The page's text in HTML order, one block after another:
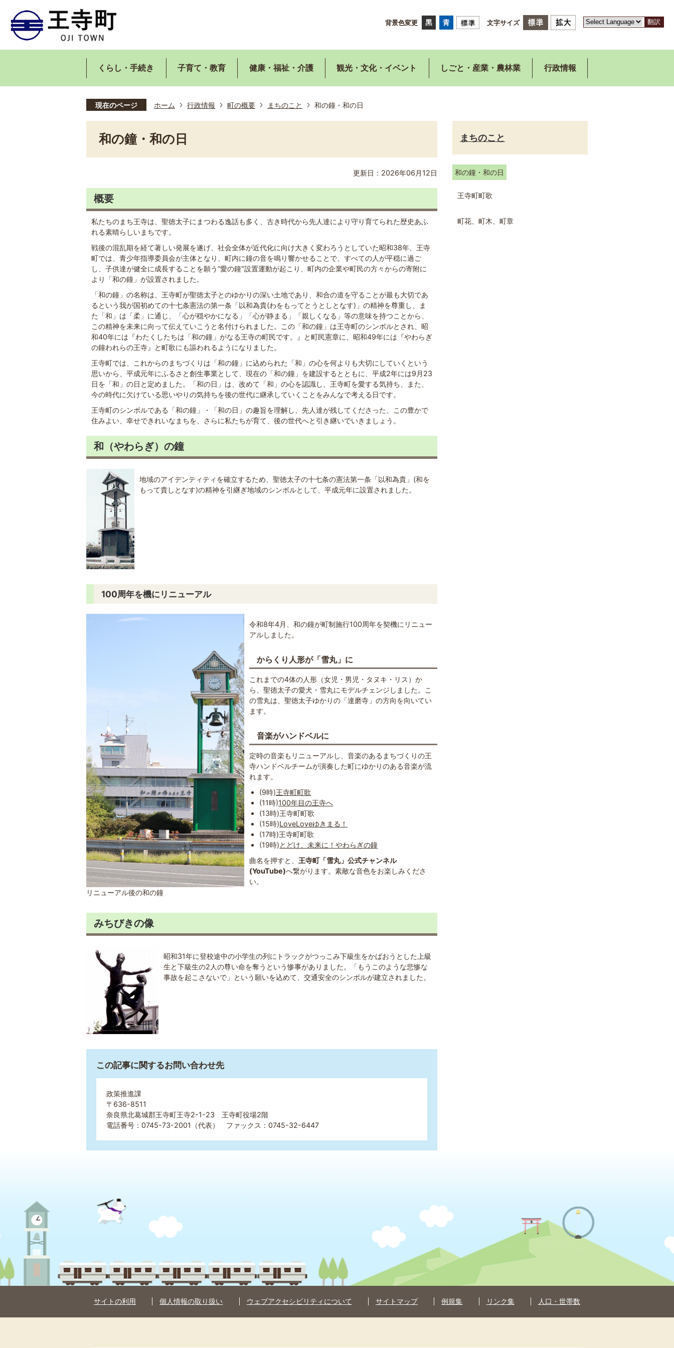
背景色変更 文字サイズ 翻訳
くらし・手続き 子育て・教育 健康・福祉・介護 観光・文化・イベント しごと・産業・農林業 行政情報
現在のページ ホーム 行政情報 町の概要 まちのこと 和の鐘・和の日
和の鐘・和の日
更新日：2026年06月12日
概要
私たちのまち王寺は、聖徳太子にまつわる逸話も多く、古き時代から先人達により守り育てられた歴史あふ
れる素晴らしいまちです。
戦後の混乱期を経て著しい発展を遂げ、社会全体が近代化に向け大きく変わろうとしていた昭和38年、王寺
町では、青少年指導委員会が主体となり、町内に鐘の音を鳴り響かせることで、すべての人が平穏に過ご
し、子供達が健全に成長することを願う“愛の鐘"設置運動が起こり、町内の企業や町民の方々からの寄附に
より「和の鐘」が設置されました。
「和の鐘」の名称は、王寺町が聖徳太子とのゆかりの深い土地であり、和合の道を守ることが最も大切であ
るという我が国初めての十七条憲法の第一条「以和為貴(わをもってとうとしとなす)」の精神を尊重し、ま
た「和」は「柔」に通じ、「心が穏やかになる」「心が静まる」「親しくなる」等の意味を持つことから、
この精神を未来に向って伝えていこうと名付けられました。この「和の鐘」は王寺町のシンボルとされ、昭
和40年には『わたくしたちは「和の鐘」がなる王寺の町民です。』と町民憲章に、昭和49年には『やわらぎ
の鐘われらの王寺』と町歌にも謳われるようになりました。
王寺町では、これからのまちづくりは「和の鐘」に込められた「和」の心を何よりも大切にしていくという
思いから、平成元年にふるさと創生事業として、現在の「和の鐘」を建設するとともに、平成2年には9月23
日を「和」の日と定めました。「和の日」は、改めて「和」の心を認識し、王寺町を愛する気持ち、また、
今の時代に欠けている思いやりの気持ちを後の世代に継承していくことをみんなで考える日です。
王寺町のシンボルである「和の鐘」・「和の日」の趣旨を理解し、先人達が残してくださった、この豊かで
住みよい、幸せできれいなまちを、さらに私たちが育て、後の世代へと引き継いでいきましょう。
和（やわらぎ）の鐘
地域のアイデンティティを確立するため、聖徳太子の十七条の憲法第一条「以和為貴」(和を
もって貴しとなす)の精神を引継ぎ地域のシンボルとして、平成元年に設置されました。
100周年を機にリニューアル
リニューアル後の和の鐘
令和8年4月、和の鐘が町制施行100周年を契機にリニュー
アルしました。
からくり人形が「雪丸」に
これまでの4体の人形（女児・男児・タヌキ・リス）か
ら、聖徳太子の愛犬・雪丸にモデルチェンジしました。こ
の雪丸は、聖徳太子ゆかりの「達磨寺」の方向を向いてい
ます。
音楽がハンドベルに
定時の音楽もリニューアルし、音楽のあるまちづくりの王
寺ハンドベルチームが演奏した町にゆかりのある音楽が流
れます。
(9時)王寺町町歌
(11時)100年目の王寺へ
(13時)王寺町町歌
(15時)LoveLoveゆきまる！
(17時)王寺町町歌
(19時)とどけ、未来に！やわらぎの鐘
曲名を押すと、 王寺町「雪丸」公式チャンネル
(YouTube)へ繋がります。素敵な音色をお楽しみくださ
い。
みちびきの像
昭和31年に登校途中の小学生の列にトラックがつっこみ下級生をかばおうとした上級
生と下級生の2人の尊い命を奪うという惨事がありました。「もうこのような悲惨な
事故を起こさないで」という願いを込めて、交通安全のシンボルが建立されました。
この記事に関するお問い合わせ先
政策推進課
〒636-8511
奈良県北葛城郡王寺町王寺2-1-23 王寺町役場2階
電話番号：0745-73-2001（代表） ファックス：0745-32-6447
まちのこと
和の鐘・和の日
王寺町町歌
町花、町木、町章
サイトの利用 個人情報の取り扱い ウェブアクセシビリティについて サイトマップ 例規集 リンク集 人口・世帯数